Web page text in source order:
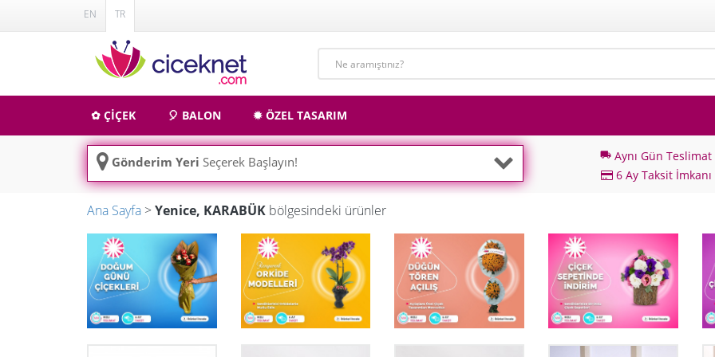
EN TR
✿ ÇİÇEK 🎈 BALON ✹ ÖZEL TASARIM
Gönderim Yeri Seçerek Başlayın! local_shipping Aynı Gün Teslimat
6 Ay Taksit İmkanı
Ana Sayfa >Yenice, KARABÜK bölgesindeki ürünler